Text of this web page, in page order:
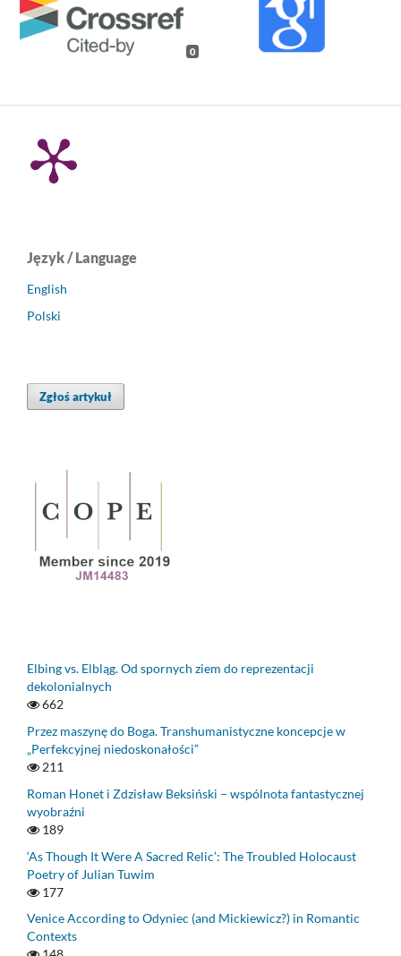
0
Język / Language
English
Polski
Zgłoś artykuł
Elbing vs. Elbląg. Od spornych ziem do reprezentacji
dekolonialnych
662
Przez maszynę do Boga. Transhumanistyczne koncepcje w
„Perfekcyjnej niedoskonałości”
211
Roman Honet i Zdzisław Beksiński – wspólnota fantastycznej
wyobraźni
189
‘As Though It Were A Sacred Relic’: The Troubled Holocaust
Poetry of Julian Tuwim
177
Venice According to Odyniec (and Mickiewicz?) in Romantic
Contexts